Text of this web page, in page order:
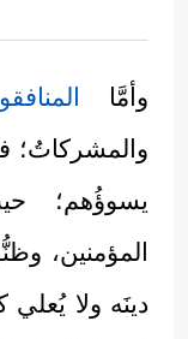
وأمَّا
والمشركاتُ؛
يسوؤُهم؛
المؤمنين،
دينَه ولا